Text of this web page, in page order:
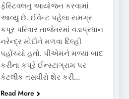
ફેસ્ટિવલનું આયોજન કરવામાં
આવ્યું છે. ઈવેન્ટ પહેલા સમગ્ર
કપૂર પરિવાર તાજેતરમાં વડાપ્રધાન
નરેન્દ્ર મોદીને મળવા દિલ્હી
પહોંચ્યો હતો. પીએમને મળ્યા બાદ
કરીના કપૂરે ઈન્સ્ટાગ્રામ પર
કેટલીક તસવીરો શેર કરી…
Read More